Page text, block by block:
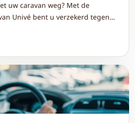
uw caravan weg? Met de
Univé bent u verzekerd tegen
storm of een aanrijding. Zo geniet
reizen met uw caravan. Met uw